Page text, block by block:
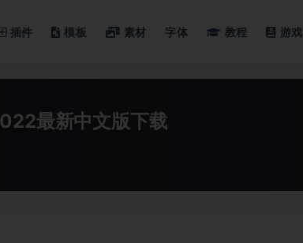
插件 模板 素材 字体 教程 游戏
最新中文版下载